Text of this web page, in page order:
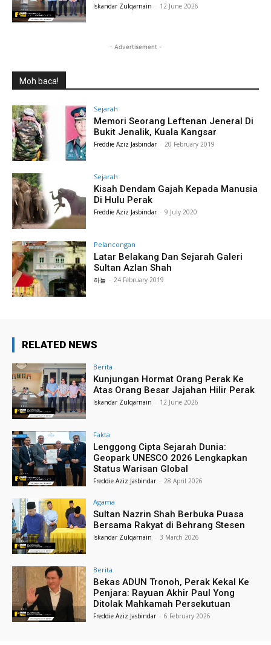
Iskandar Zulqarnain - 12 June 2026
- Advertisement -
Moh baca!
Sejarah
Memori Seorang Leftenan Jeneral Di
Bukit Jenalik, Kuala Kangsar
Freddie Aziz Jasbindar - 20 February 2019
Sejarah
Kisah Dendam Gajah Kepada Manusia
Di Hulu Perak
Freddie Aziz Jasbindar - 9 July 2020
Pelancongan
Latar Belakang Dan Sejarah Galeri
Sultan Azlan Shah
하늘 - 24 February 2019
RELATED NEWS
Berita
Kunjungan Hormat Orang Perak Ke
Atas Orang Besar Jajahan Hilir Perak
Iskandar Zulqarnain - 12 June 2026
Fakta
Lenggong Cipta Sejarah Dunia:
Geopark UNESCO 2026 Lengkapkan
Status Warisan Global
Freddie Aziz Jasbindar - 28 April 2026
Agama
Sultan Nazrin Shah Berbuka Puasa
Bersama Rakyat di Behrang Stesen
Iskandar Zulqarnain - 3 March 2026
Berita
Bekas ADUN Tronoh, Perak Kekal Ke
Penjara: Rayuan Akhir Paul Yong
Ditolak Mahkamah Persekutuan
Freddie Aziz Jasbindar - 6 February 2026